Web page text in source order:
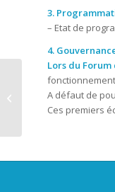
3.
– Etat de
4.
Lors du
A défaut de
Ces premiers
Excellente nouvelle
pour la Vjosa!